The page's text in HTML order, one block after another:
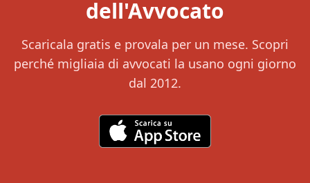
dell'Avvocato
Scaricala gratis e provala per un mese. Scopri
perché migliaia di avvocati la usano ogni giorno
dal 2012.